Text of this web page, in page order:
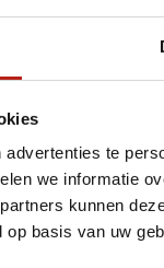
te
we informatie
kunnen
basis van uw
Cap